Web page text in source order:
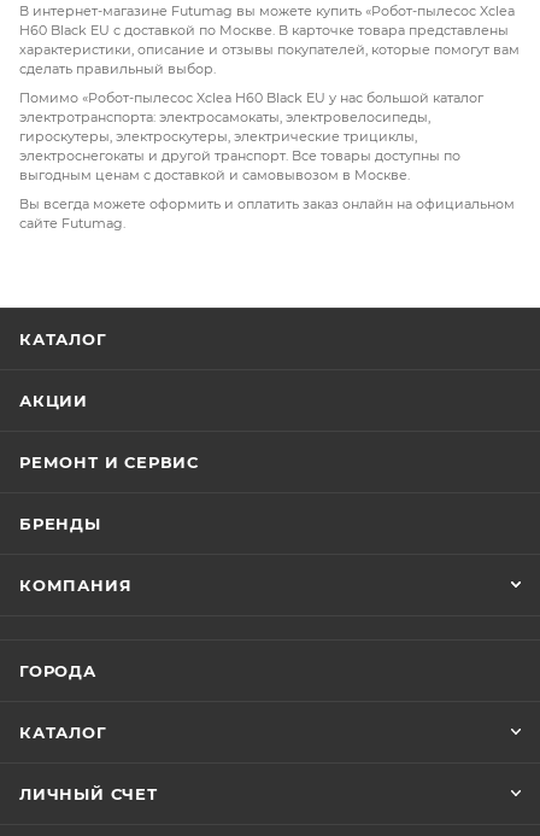
В интернет-магазине Futumag вы можете купить «Робот-пылесос Xclea
H60 Black EU с доставкой по Москве. В карточке товара представлены
характеристики, описание и отзывы покупателей, которые помогут вам
сделать правильный выбор.
Помимо «Робот-пылесос Xclea H60 Black EU у нас большой каталог
электротранспорта: электросамокаты, электровелосипеды,
гироскутеры, электроскутеры, электрические трициклы,
электроснегокаты и другой транспорт. Все товары доступны по
выгодным ценам с доставкой и самовывозом в Москве.
Вы всегда можете оформить и оплатить заказ онлайн на официальном
сайте Futumag.
КАТАЛОГ
АКЦИИ
РЕМОНТ И СЕРВИС
БРЕНДЫ
КОМПАНИЯ
ГОРОДА
КАТАЛОГ
ЛИЧНЫЙ СЧЕТ